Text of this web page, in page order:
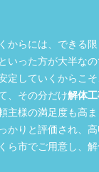
からには、できる
いった方が大半なの
定していくからこ
、その分だけ解体
主様の満足度も高
かりと評価され、
ら市でご用意し、